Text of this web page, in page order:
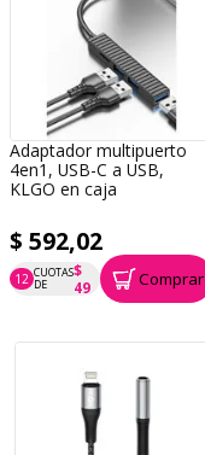
Adaptador multipuerto
4en1, USB-C a USB,
KLGO en caja
$ 592,02
12 CUOTAS
DE
$
49
P.T.F. $ 592 Comprar